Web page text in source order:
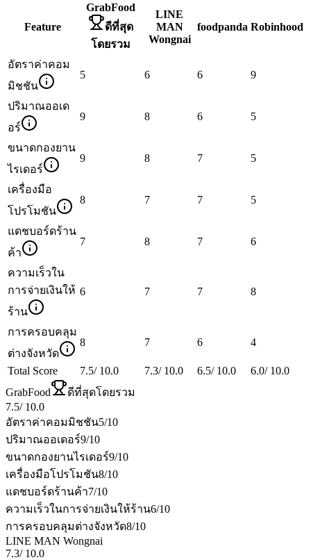
Feature
GrabFood
ดีที่สุด
โดยรวม
LINE
MAN
Wongnai
foodpanda Robinhood
อัตราค่าคอม
มิชชัน
5 6 6 9
ปริมาณออเด
อร์
9 8 6 5
ขนาดกองยาน
ไรเดอร์
9 8 7 5
เครื่องมือ
โปรโมชัน
8 7 7 5
แดชบอร์ดร้าน
ค้า
7 8 7 6
ความเร็วใน
การจ่ายเงินให้
ร้าน
6 7 7 8
การครอบคลุม
ต่างจังหวัด
8 7 6 4
Total Score 7.5/ 10.0 7.3/ 10.0 6.5/ 10.0 6.0/ 10.0
GrabFood
ดีที่สุดโดยรวม
7.5/ 10.0
อัตราค่าคอมมิชชัน5/10
ปริมาณออเดอร์9/10
ขนาดกองยานไรเดอร์9/10
เครื่องมือโปรโมชัน8/10
แดชบอร์ดร้านค้า7/10
ความเร็วในการจ่ายเงินให้ร้าน6/10
การครอบคลุมต่างจังหวัด8/10
LINE MAN Wongnai
7.3/ 10.0